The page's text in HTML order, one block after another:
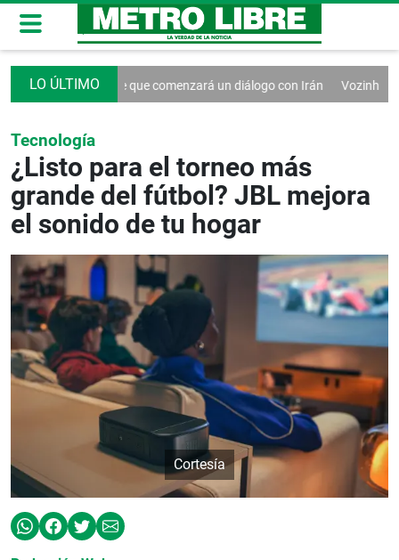
Trump dice que comenzará un diálogo con Irán Vozinha llega a Chile
Tecnología
¿Listo para el torneo más
grande del fútbol? JBL mejora
el sonido de tu hogar
Cortesía